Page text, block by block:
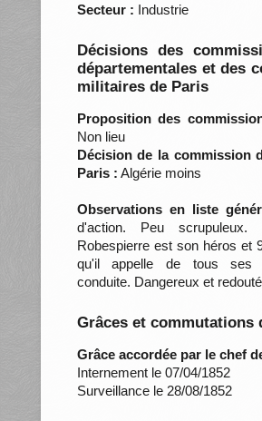
Secteur : Industrie
Décisions des
départementales et des
militaires de Paris
Proposition des
Non lieu
Décision de la commission
Paris : Algérie moins
Observations en liste
d'action. Peu
Robespierre est son héros et
qu'il appelle de tous ses
conduite. Dangereux et
Grâces et commutations
Grâce accordée par le chef
Internement le 07/04/1852
Surveillance le 28/08/1852